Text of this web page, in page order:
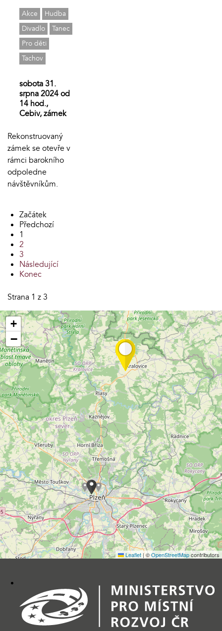
Akce
Hudba
Divadlo
Tanec
Pro děti
Tachov
sobota 31.
srpna 2024 od
14 hod.,
Cebiv, zámek
Rekonstruovaný
zámek se otevře v
rámci barokního
odpoledne
návštěvníkům.
Začátek
Předchozí
1
2
3
Následující
Konec
Strana 1 z 3
+
−
Leaflet |©OpenStreetMapcontributors